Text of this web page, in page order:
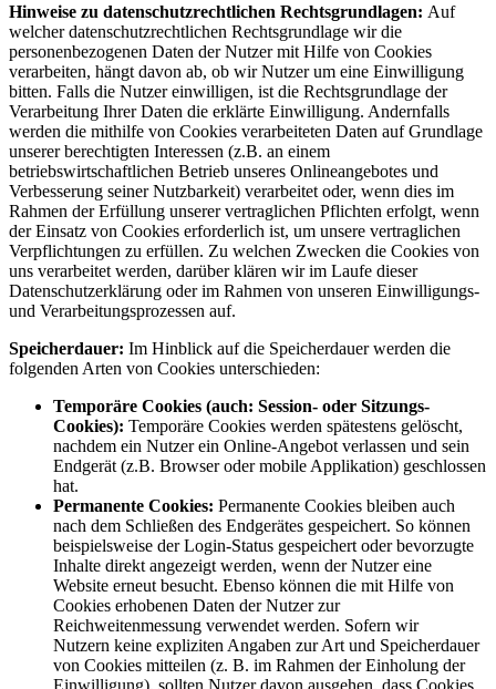
Hinweise zu datenschutzrechtlichen Rechtsgrundlagen: Auf
welcher datenschutzrechtlichen Rechtsgrundlage wir die
personenbezogenen Daten der Nutzer mit Hilfe von Cookies
verarbeiten, hängt davon ab, ob wir Nutzer um eine Einwilligung
bitten. Falls die Nutzer einwilligen, ist die Rechtsgrundlage der
Verarbeitung Ihrer Daten die erklärte Einwilligung. Andernfalls
werden die mithilfe von Cookies verarbeiteten Daten auf Grundlage
unserer berechtigten Interessen (z.B. an einem
betriebswirtschaftlichen Betrieb unseres Onlineangebotes und
Verbesserung seiner Nutzbarkeit) verarbeitet oder, wenn dies im
Rahmen der Erfüllung unserer vertraglichen Pflichten erfolgt, wenn
der Einsatz von Cookies erforderlich ist, um unsere vertraglichen
Verpflichtungen zu erfüllen. Zu welchen Zwecken die Cookies von
uns verarbeitet werden, darüber klären wir im Laufe dieser
Datenschutzerklärung oder im Rahmen von unseren Einwilligungs-
und Verarbeitungsprozessen auf.
Speicherdauer: Im Hinblick auf die Speicherdauer werden die
folgenden Arten von Cookies unterschieden:
Temporäre Cookies (auch: Session- oder Sitzungs-
Cookies): Temporäre Cookies werden spätestens gelöscht,
nachdem ein Nutzer ein Online-Angebot verlassen und sein
Endgerät (z.B. Browser oder mobile Applikation) geschlossen
hat.
Permanente Cookies: Permanente Cookies bleiben auch
nach dem Schließen des Endgerätes gespeichert. So können
beispielsweise der Login-Status gespeichert oder bevorzugte
Inhalte direkt angezeigt werden, wenn der Nutzer eine
Website erneut besucht. Ebenso können die mit Hilfe von
Cookies erhobenen Daten der Nutzer zur
Reichweitenmessung verwendet werden. Sofern wir
Nutzern keine expliziten Angaben zur Art und Speicherdauer
von Cookies mitteilen (z. B. im Rahmen der Einholung der
Einwilligung), sollten Nutzer davon ausgehen, dass Cookies